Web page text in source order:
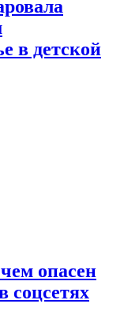
в детской
опасен
соцсетях